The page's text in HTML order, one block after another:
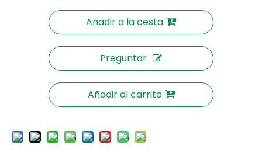
Añadir a la cesta
Preguntar
Añadir al carrito